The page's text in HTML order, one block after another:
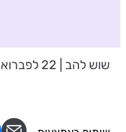
שוש להב | 22 לפברואר 2024